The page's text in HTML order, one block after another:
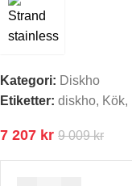
Kategori: Diskho
Etiketter: diskho, Kök,
7 207 kr 9 009kr